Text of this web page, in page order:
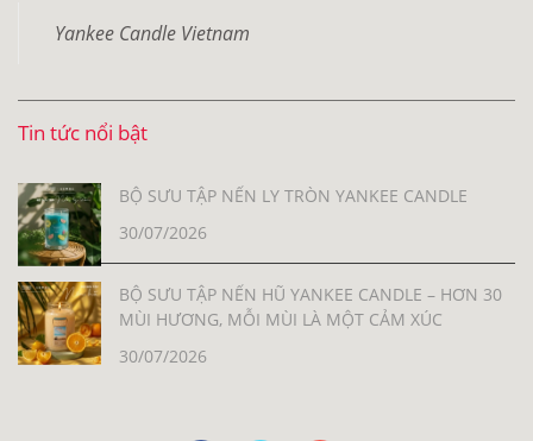
Yankee Candle Vietnam
Tin tức nổi bật
BỘ SƯU TẬP NẾN LY TRÒN YANKEE CANDLE
30/07/2026
BỘ SƯU TẬP NẾN HŨ YANKEE CANDLE – HƠN 30
MÙI HƯƠNG, MỖI MÙI LÀ MỘT CẢM XÚC
30/07/2026